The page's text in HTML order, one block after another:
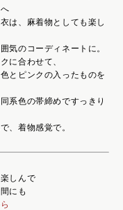
は、麻着物としても楽し
気のコーディネートに。
に合わせて、
とピンクの入ったものを
系色の帯締めですっきり
、着物感覚で。
しんで
にも